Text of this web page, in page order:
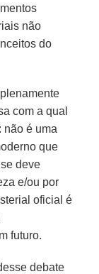
não
do
com a qual
não é uma
que
deve
e/ou por
oficial é
futuro.
debate